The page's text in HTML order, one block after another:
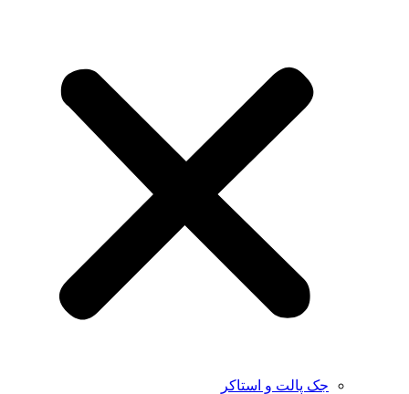
جک پالت و استاکر